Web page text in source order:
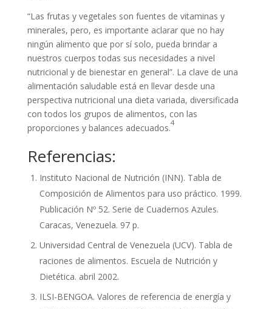
“Las frutas y vegetales son fuentes de vitaminas y
minerales, pero, es importante aclarar que no hay
ningún alimento que por sí solo, pueda brindar a
nuestros cuerpos todas sus necesidades a nivel
nutricional y de bienestar en general”. La clave de una
alimentación saludable está en llevar desde una
perspectiva nutricional una dieta variada, diversificada
con todos los grupos de alimentos, con las
proporciones y balances adecuados.4
Referencias:
Instituto Nacional de Nutrición (INN). Tabla de
Composición de Alimentos para uso práctico. 1999.
Publicación Nº 52. Serie de Cuadernos Azules.
Caracas, Venezuela. 97 p.
Universidad Central de Venezuela (UCV). Tabla de
raciones de alimentos. Escuela de Nutrición y
Dietética. abril 2002.
ILSI-BENGOA. Valores de referencia de energía y